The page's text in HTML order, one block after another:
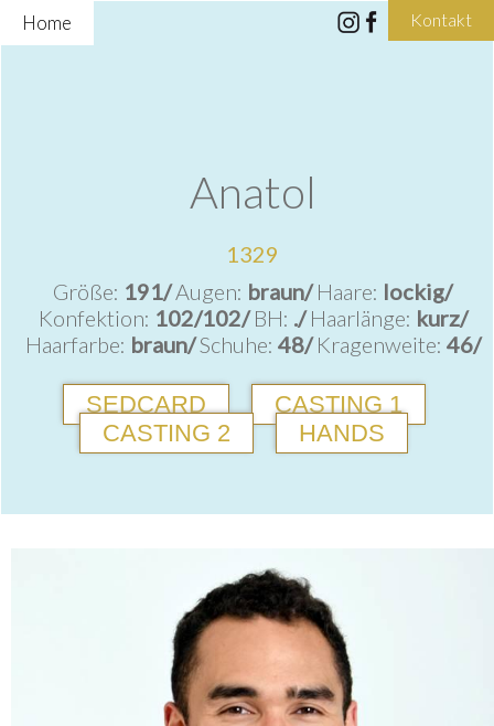
Home Kontakt
Anatol
1329
Größe: 191/Augen: braun/Haare: lockig/
Konfektion: 102/102/BH: ./Haarlänge: kurz/
Haarfarbe: braun/Schuhe: 48/Kragenweite: 46/
SEDCARD
CASTING 1
CASTING 2
HANDS